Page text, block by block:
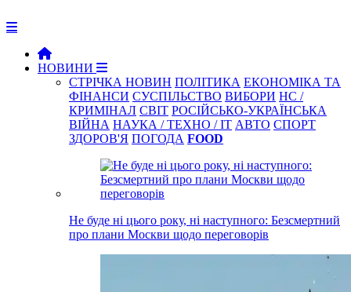
НОВИНИ
СТРІЧКА НОВИН ПОЛІТИКА ЕКОНОМІКА ТА
ФІНАНСИ СУСПІЛЬСТВО ВИБОРИ НС /
КРИМІНАЛ СВІТ РОСІЙСЬКО-УКРАЇНСЬКА
ВІЙНА НАУКА / ТЕХНО / IT АВТО СПОРТ
ЗДОРОВ'Я ПОГОДА FOOD
Не буде ні цього року, ні наступного: Безсмертний
про плани Москви щодо переговорів